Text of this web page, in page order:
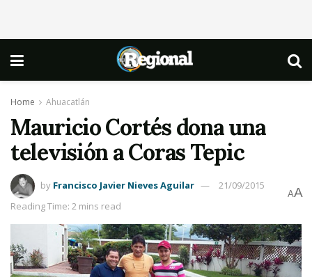
Home Ahuacatlán
Mauricio Cortés dona una
televisión a Coras Tepic
by Francisco Javier Nieves Aguilar
21/09/2015
Reading Time: 2 mins read
AA